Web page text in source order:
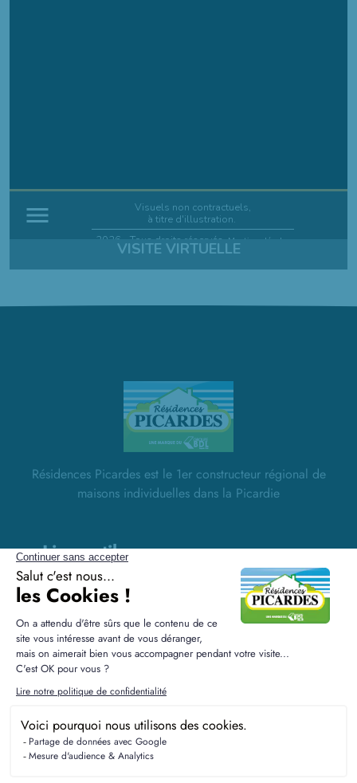
Résidences Picardes est le 1er constructeur régional de
maisons individuelles dans la Picardie
Liens utiles
Alertes terrain
Newsletter
Mentions légales
Filiales
Nos terrains
Nos maisons + terrains